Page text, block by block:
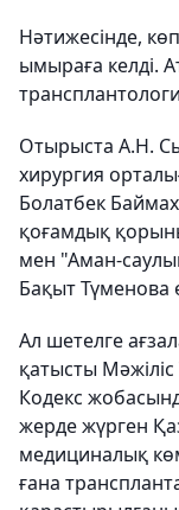
Нәтижесінде,
ымыраға келді.
Отырыста А.Н.
хирургия
Болатбек
қоғамдық
мен "Аман-
Бақыт Түменова
Ал шетелге
қатысты
Кодекс
жерде жүрген
медициналық
ғана